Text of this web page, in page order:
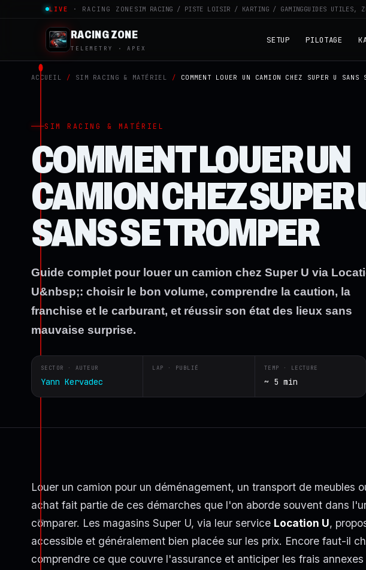
LIVE · RACING ZONE SIM RACING / PISTE LOISIR / KARTING / GAMINGGUIDES UTILES,
RACING ZONE
TELEMETRY · APEX
SETUP PILOTAGE
ACCUEIL / SIM RACING & MATÉRIEL / COMMENT LOUER UN CAMION CHEZ SUPER U SANS
SIM RACING & MATÉRIEL
COMMENT LOUER UN
CAMION CHEZ SUPER
SANS SE TROMPER
Guide complet pour louer un camion chez Super U via
U&nbsp;: choisir le bon volume, comprendre la caution, la
franchise et le carburant, et réussir son état des lieux sans
mauvaise surprise.
SECTOR · AUTEUR
Yann Kervadec
LAP · PUBLIÉ TEMP · LECTURE
~ 5 min
Louer un camion pour un déménagement, un transport de meubles
achat fait partie de ces démarches que l'on aborde souvent dans
comparer. Les magasins Super U, via leur service Location U,
accessible et généralement bien placée sur les prix. Encore faut-il
comprendre ce que couvre l'assurance et anticiper les frais